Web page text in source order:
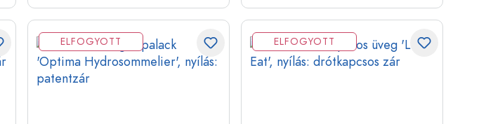
ELFOGYOTT ELFOGYOTT